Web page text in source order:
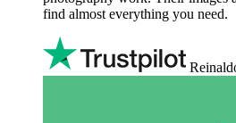
find almost everything you need.